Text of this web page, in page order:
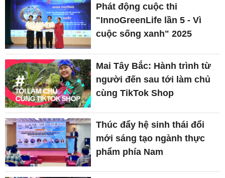
Phát động cuộc thi
"InnoGreenLife lần 5 - Vì
cuộc sống xanh" 2025
Mai Tây Bắc: Hành trình từ
người đến sau tới làm chủ
cùng TikTok Shop
Thúc đẩy hệ sinh thái đổi
mới sáng tạo ngành thực
phẩm phía Nam